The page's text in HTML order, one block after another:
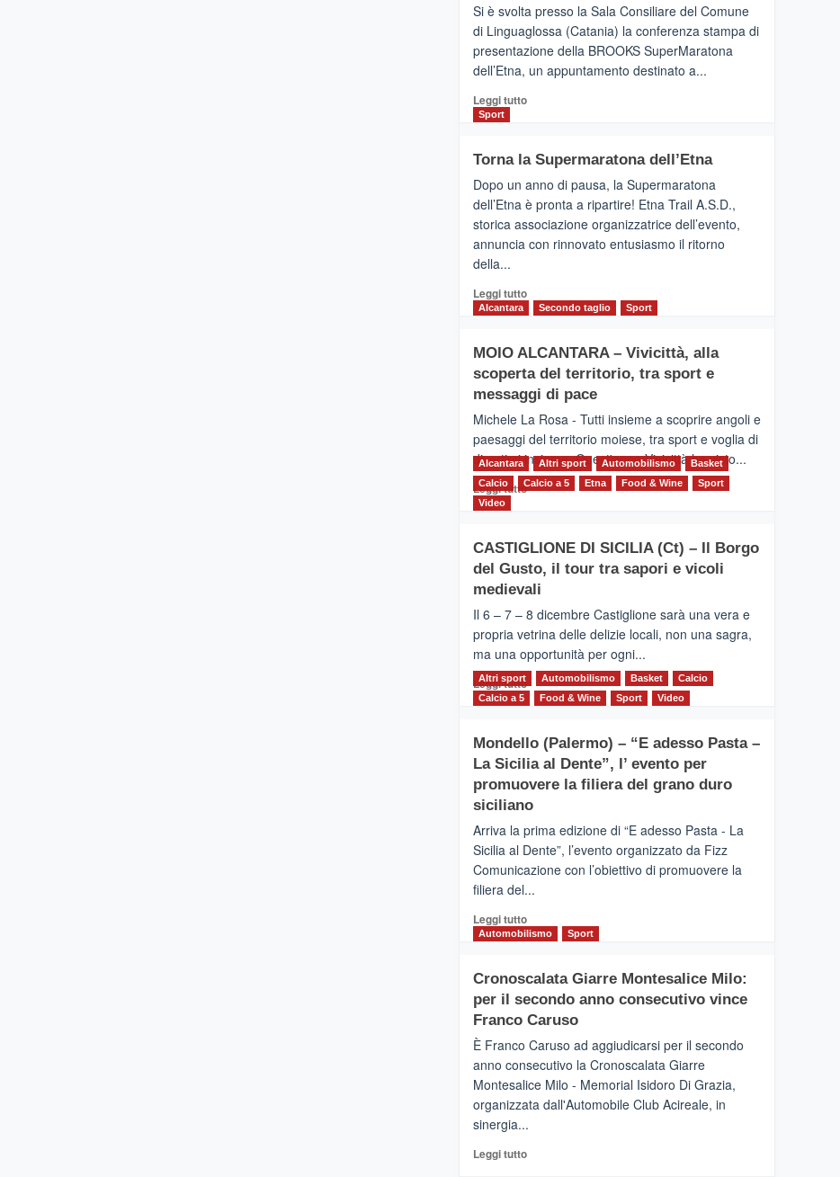
Al
via
i
collegamenti
Si è svolta presso la Sala Consiliare del Comune
di Linguaglossa (Catania) la conferenza stampa di
presentazione della BROOKS SuperMaratona
dell’Etna, un appuntamento destinato a...
Leggi tuttoLeggi
BROOKS
SuperMaratona
dell’Etna,
presentata
l’edizione
2026
Sport
Torna la Supermaratona dell’Etna
Dopo un anno di pausa, la Supermaratona
dell’Etna è pronta a ripartire! Etna Trail A.S.D.,
storica associazione organizzatrice dell’evento,
annuncia con rinnovato entusiasmo il ritorno
della...
Leggi tuttoLeggi
Torna
la
Supermaratona
Alcantara Secondo taglio Sport
MOIO ALCANTARA – Vivicittà, alla
scoperta del territorio, tra sport e
messaggi di pace
Michele La Rosa - Tutti insieme a scoprire angoli e
paesaggi del territorio moiese, tra sport e voglia di
divertirsi insieme. Quest'anno Vivicittà ha visto...
Leggi tuttoLeggi
MOIO
ALCANTARA
–
alla
scoperta
del
territorio,
tra
sport
messaggi
di
Alcantara Altri sport Automobilismo
Basket
Calcio
Calcio a 5 Etna Food & Wine
Sport
Video
CASTIGLIONE DI SICILIA (Ct) – Il Borgo
del Gusto, il tour tra sapori e vicoli
medievali
Il 6 – 7 – 8 dicembre Castiglione sarà una vera e
propria vetrina delle delizie locali, non una sagra,
ma una opportunità per ogni...
Leggi tuttoLeggi
CASTIGLIONE
DI
SICILIA
(Ct)
Il
Borgo
del
tour
tra
vicoli
medievali
Altri sport Automobilismo Basket
Calcio
Calcio a 5
Food & Wine Sport Video
Mondello (Palermo) – “E adesso Pasta –
La Sicilia al Dente”, l’ evento per
promuovere la filiera del grano duro
siciliano
Arriva la prima edizione di “E adesso Pasta - La
Sicilia al Dente”, l’evento organizzato da Fizz
Comunicazione con l’obiettivo di promuovere la
filiera del...
Leggi tuttoLeggi
di
Mondello
(Palermo)
–
adesso
Pasta
–
La
Dente”,
Automobilismo Sport
Cronoscalata Giarre Montesalice Milo:
per il secondo anno consecutivo vince
Franco Caruso
È Franco Caruso ad aggiudicarsi per il secondo
anno consecutivo la Cronoscalata Giarre
Montesalice Milo - Memorial Isidoro Di Grazia,
organizzata dall'Automobile Club Acireale, in
sinergia...
Leggi tuttoLeggi